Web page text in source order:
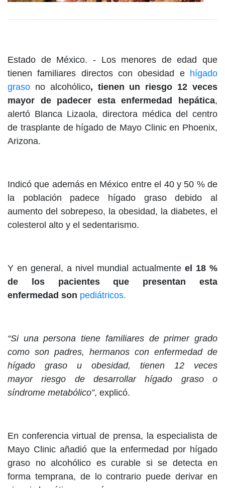
Estado de México. - Los menores de edad que
tienen familiares directos con obesidad e hígado
graso no alcohólico, tienen un riesgo 12 veces
mayor de padecer esta enfermedad hepática,
alertó Blanca Lizaola, directora médica del centro
de trasplante de hígado de Mayo Clinic en Phoenix,
Arizona.
Indicó que además en México entre el 40 y 50 % de
la población padece hígado graso debido al
aumento del sobrepeso, la obesidad, la diabetes, el
colesterol alto y el sedentarismo.
Y en general, a nivel mundial actualmente el 18 %
de los pacientes que presentan esta
enfermedad son pediátricos.
“Si una persona tiene familiares de primer grado
como son padres, hermanos con enfermedad de
hígado graso u obesidad, tienen 12 veces
mayor riesgo de desarrollar hígado graso o
síndrome metabólico”, explicó.
En conferencia virtual de prensa, la especialista de
Mayo Clinic añadió que la enfermedad por hígado
graso no alcohólico es curable si se detecta en
forma temprana, de lo contrario puede derivar en